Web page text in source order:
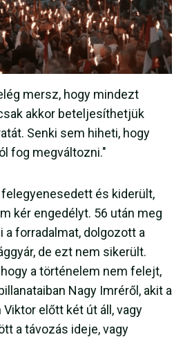
mersz, hogy mindezt
akkor beteljesíthetjük
Senki sem hiheti, hogy
fog megváltozni."
és kiderült,
kér engedélyt. 56 után meg
a forradalmat, dolgozott a
de ezt nem sikerült.
a történelem nem felejt,
Nagy Imréről, akit a
Viktor előtt két út áll, vagy
a távozás ideje, vagy